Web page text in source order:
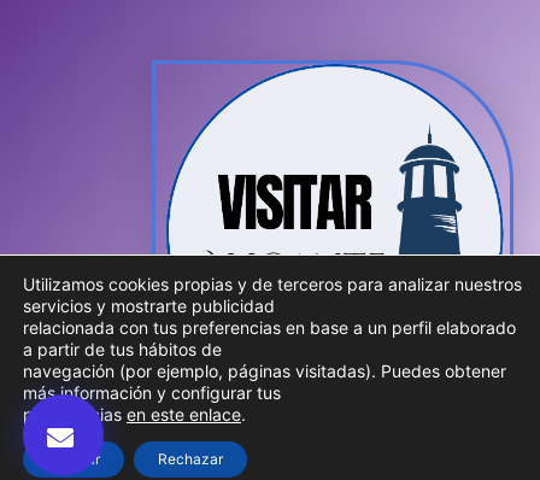
Utilizamos cookies propias y de terceros para analizar nuestros
servicios y mostrarte publicidad
relacionada con tus preferencias en base a un perfil elaborado
a partir de tus hábitos de
navegación (por ejemplo, páginas visitadas). Puedes obtener
más información y configurar tus
preferencias en este enlace.
Aceptar Rechazar